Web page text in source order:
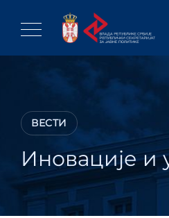
content
ВЕСТИ
Иновације и